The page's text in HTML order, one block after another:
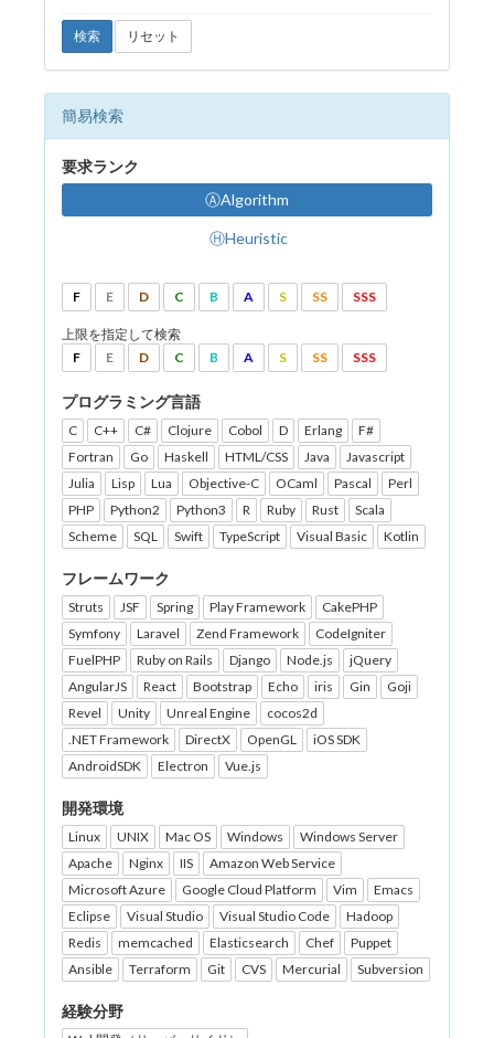
検索 リセット
簡易検索
要求ランク
ⒶAlgorithm
ⒽHeuristic
F E D C B A S SS SSS
上限を指定して検索
F
E D C B A S SS SSS
プログラミング言語
C C++ C# Clojure Cobol D Erlang
F#
Fortran
Go Haskell HTML/CSS Java
Javascript
Julia
Lisp Lua Objective-C OCaml Pascal
Perl
PHP
Python2 Python3 R Ruby Rust
Scala
Scheme
SQL Swift TypeScript Visual Basic Kotlin
フレームワーク
Struts JSF Spring Play Framework
CakePHP
Symfony
Laravel Zend Framework
CodeIgniter
FuelPHP
Ruby on Rails Django Node.js
jQuery
AngularJS
React Bootstrap Echo iris Gin
Goji
Revel
Unity Unreal Engine
cocos2d
.NET Framework
DirectX OpenGL
iOS SDK
AndroidSDK
Electron Vue.js
開発環境
Linux UNIX Mac OS Windows
Windows Server
Apache
Nginx IIS
Amazon Web Service
Microsoft Azure
Google Cloud Platform Vim
Emacs
Eclipse
Visual Studio Visual Studio Code
Hadoop
Redis
memcached Elasticsearch Chef
Puppet
Ansible
Terraform Git CVS Mercurial Subversion
経験分野